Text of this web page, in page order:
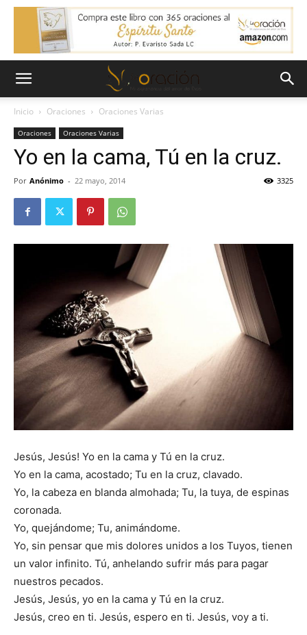
Inicio Oraciones Oraciones Varias
Oraciones Oraciones Varias
Yo en la cama, Tú en la cruz.
Por Anónimo - 22 mayo, 2014 3325
Jesús, Jesús! Yo en la cama y Tú en la cruz.
Yo en la cama, acostado; Tu en la cruz, clavado.
Yo, la cabeza en blanda almohada; Tu, la tuya, de espinas
coronada.
Yo, quejándome; Tu, animándome.
Yo, sin pensar que mis dolores unidos a los Tuyos, tienen
un valor infinito. Tú, anhelando sufrir más para pagar
nuestros pecados.
Jesús, Jesús, yo en la cama y Tú en la cruz.
Jesús, creo en ti. Jesús, espero en ti. Jesús, voy a ti.